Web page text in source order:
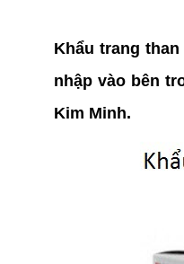
Khẩu trang
nhập vào bên
Kim Minh.